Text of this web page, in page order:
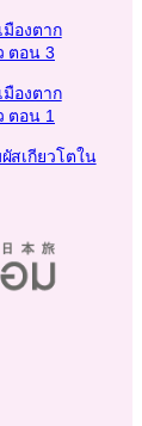
มืองตาก
ตอน 3
มืองตาก
ตอน 1
สเกียวโตใน